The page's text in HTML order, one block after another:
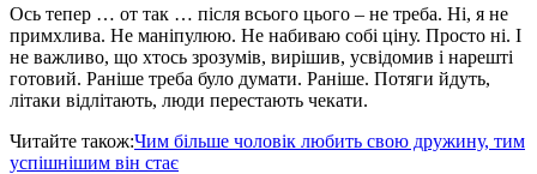
Ось тепер … от так … після всього цього – не треба. Ні, я не
примхлива. Не маніпулюю. Не набиваю собі ціну. Просто ні. І
не важливо, що хтось зрозумів, вирішив, усвідомив і нарешті
готовий. Раніше треба було думати. Раніше. Потяги йдуть,
літаки відлітають, люди перестають чекати.
Читайте також:Чим більше чоловік любить свою дружину, тим
успішнішим він стає